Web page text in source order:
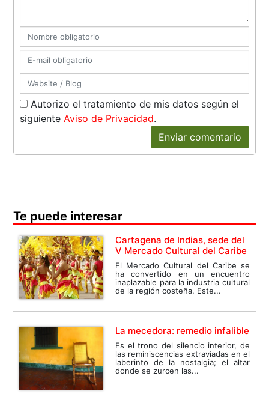
Autorizo el tratamiento de mis datos según el
siguienteAviso de Privacidad.
Enviar comentario
Te puede interesar
Cartagena de Indias, sede del
V Mercado Cultural del Caribe
El Mercado Cultural del Caribe se
ha convertido en un encuentro
inaplazable para la industria cultural
de la región costeña. Este...
La mecedora: remedio infalible
Es el trono del silencio interior, de
las reminiscencias extraviadas en el
laberinto de la nostalgia; el altar
donde se zurcen las...